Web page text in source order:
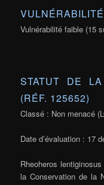
Vulnérabilité faible (15
STATUT DE
(RÉF. 125652)
Classé : Non menacé
Date d’évaluation : 17
Rheoheros lentiginosus
la Conservation de la